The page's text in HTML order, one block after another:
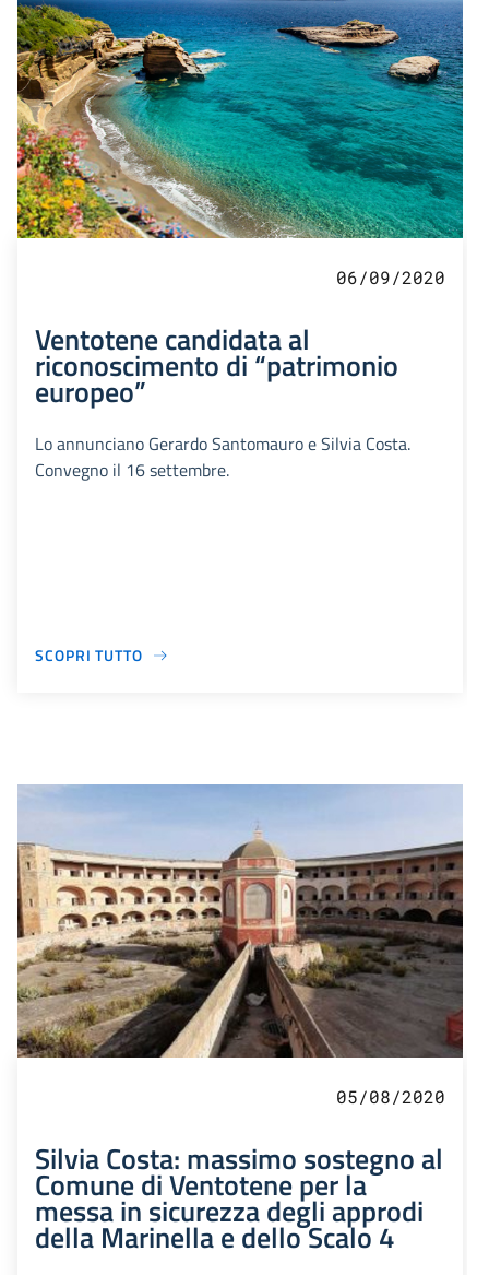
06/09/2020
Ventotene candidata al
riconoscimento di “patrimonio
europeo”
Lo annunciano Gerardo Santomauro e Silvia Costa.
Convegno il 16 settembre.
SCOPRI TUTTO
05/08/2020
Silvia Costa: massimo sostegno al
Comune di Ventotene per la
messa in sicurezza degli approdi
della Marinella e dello Scalo 4